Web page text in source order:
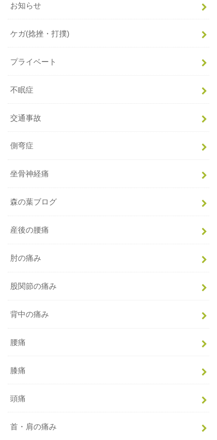
お知らせ
ケガ(捻挫・打撲)
プライベート
不眠症
交通事故
側弯症
坐骨神経痛
森の葉ブログ
産後の腰痛
肘の痛み
股関節の痛み
背中の痛み
腰痛
膝痛
頭痛
首・肩の痛み